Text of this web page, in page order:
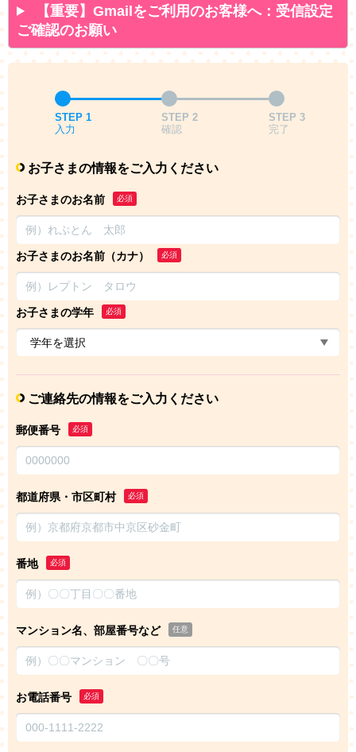
【重要】Gmailをご利用のお客様へ：受信設定
ご確認のお願い
STEP 1
入力
STEP 2
確認
STEP 3
完了
お子さまの情報をご入力ください
お子さまのお名前 必須
お子さまのお名前（カナ） 必須
お子さまの学年 必須
ご連絡先の情報をご入力ください
郵便番号 必須
都道府県・市区町村 必須
番地 必須
マンション名、部屋番号など 任意
お電話番号 必須